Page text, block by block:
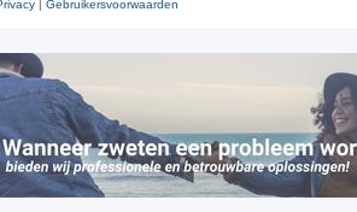
| Gebruikersvoorwaarden